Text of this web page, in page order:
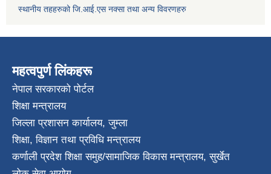
स्थानीय तहहरुको जि.आई.एस नक्सा तथा अन्य विवरणहरु
महत्वपुर्ण लिंकहरू
नेपाल सरकारको पोर्टल
शिक्षा मन्त्रालय
जिल्ला प्रशासन कार्यालय, जुम्ला
शिक्षा, विज्ञान तथा प्रविधि मन्त्रालय
कर्णाली प्रदेश शिक्षा समुह/सामाजिक विकास मन्त्रालय, सुर्खेत